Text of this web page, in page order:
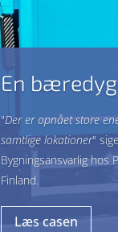
En
"Der er opnået store
samtlige lokationer"
Bygningsansvarlig hos
Finland.
Læs casen